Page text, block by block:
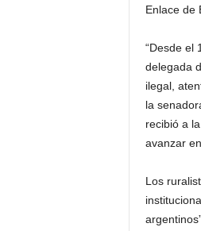
Enlace de
“Desde el
delegada
ilegal,
la
recibió a
avanzar
Los